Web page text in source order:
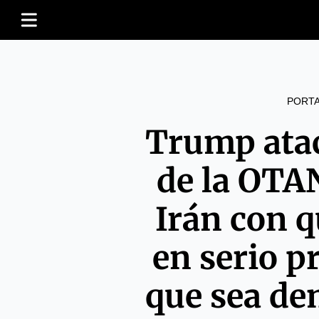
Trump
de la
Irán con
en serio
que sea